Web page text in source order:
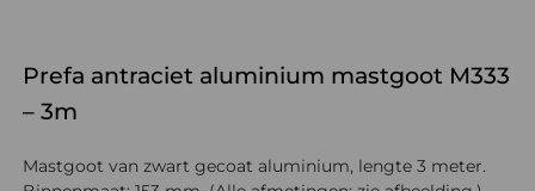
Prefa antraciet aluminium mastgoot M333
– 3m
Mastgoot van zwart gecoat aluminium, lengte 3 meter.